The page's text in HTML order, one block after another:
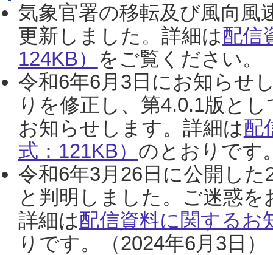
気象官署の移転及び風向風
更新しました。詳細は配信
124KB） をご覧ください。
令和6年6月3日にお知らせ
りを修正し、第4.0.1版と
お知らせします。詳細は配
式：121KB） のとおりです
令和6年3月26日に公開し
と判明しました。ご迷惑
詳細は配信資料に関するお
りです。（2024年6月3日）